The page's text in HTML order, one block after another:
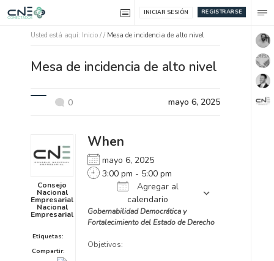
REGISTRARSE
INICIAR SESIÓN
Usted está aquí: Inicio / / Mesa de incidencia de alto nivel
Mesa de incidencia de alto nivel
0 mayo 6, 2025
Consejo
Nacional
Empresarial
Nacional
Empresarial
Etiquetas:
Compartir:
When
mayo 6, 2025
3:00 pm - 5:00 pm
Agregar al
calendario
Descargar ICS
Gobernabilidad Democrática y
Fortalecimiento del Estado de Derecho
Objetivos: